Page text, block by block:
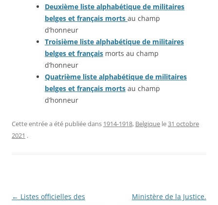
Deuxième liste alphabétique de militaires
belges et français morts au champ
d’honneur
Troisième liste alphabétique de militaires
belges et français morts au champ
d’honneur
Quatrième liste alphabétique de militaires
belges et français morts au champ
d’honneur
Cette entrée a été publiée dans 1914-1918, Belgique le31 octobre
2021 .
Navigation
← Listes officielles des
Ministère de la Justice.